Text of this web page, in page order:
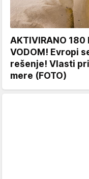
AKTIVIRANO 180
VODOM! Evropi
rešenje! Vlasti
mere (FOTO)